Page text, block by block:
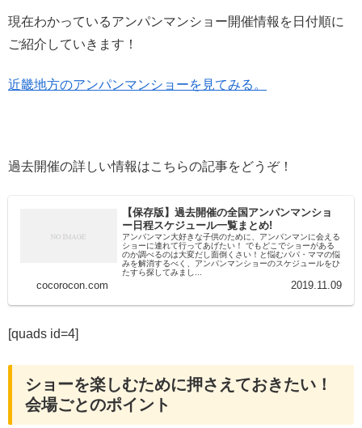
現在わかっているアンパンマンショー開催情報を日付順に
ご紹介していきます！
近畿地方のアンパンマンショーを見てみる。
過去開催の詳しい情報はこちらの記事をどうぞ！
【保存版】過去開催の全国アンパンマンショ
ー日程スケジュール一覧まとめ!
アンパンマン大好きな子供のために、アンパンマンに会える
ショーに連れて行ってあげたい！ でもどこでショーがある
のか調べるのは大変だし面倒くさい！と悩むパパ・ママの悩
みを解消するべく、アンパンマンショーのスケジュールをひ
たすら探してみまし...
cocorocon.com 2019.11.09
[quads id=4]
ショーを楽しむために押さえておきたい！
会場ごとのポイント